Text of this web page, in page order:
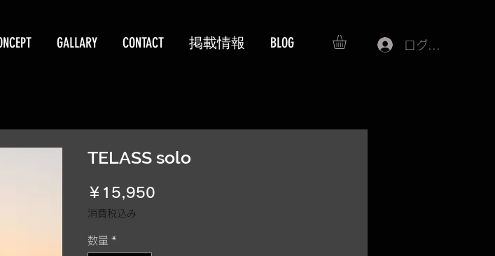
GALLARY CONTACT 掲載情報 BLOG ログイン
TELASS solo
￥15,950
消費税込み
数量 *